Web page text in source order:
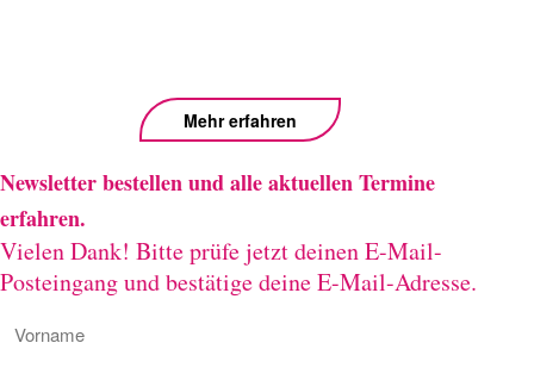
Mehr erfahren
Newsletter bestellen und alle aktuellen Termine
erfahren.
Vielen Dank! Bitte prüfe jetzt deinen E-Mail-
Posteingang und bestätige deine E-Mail-Adresse.